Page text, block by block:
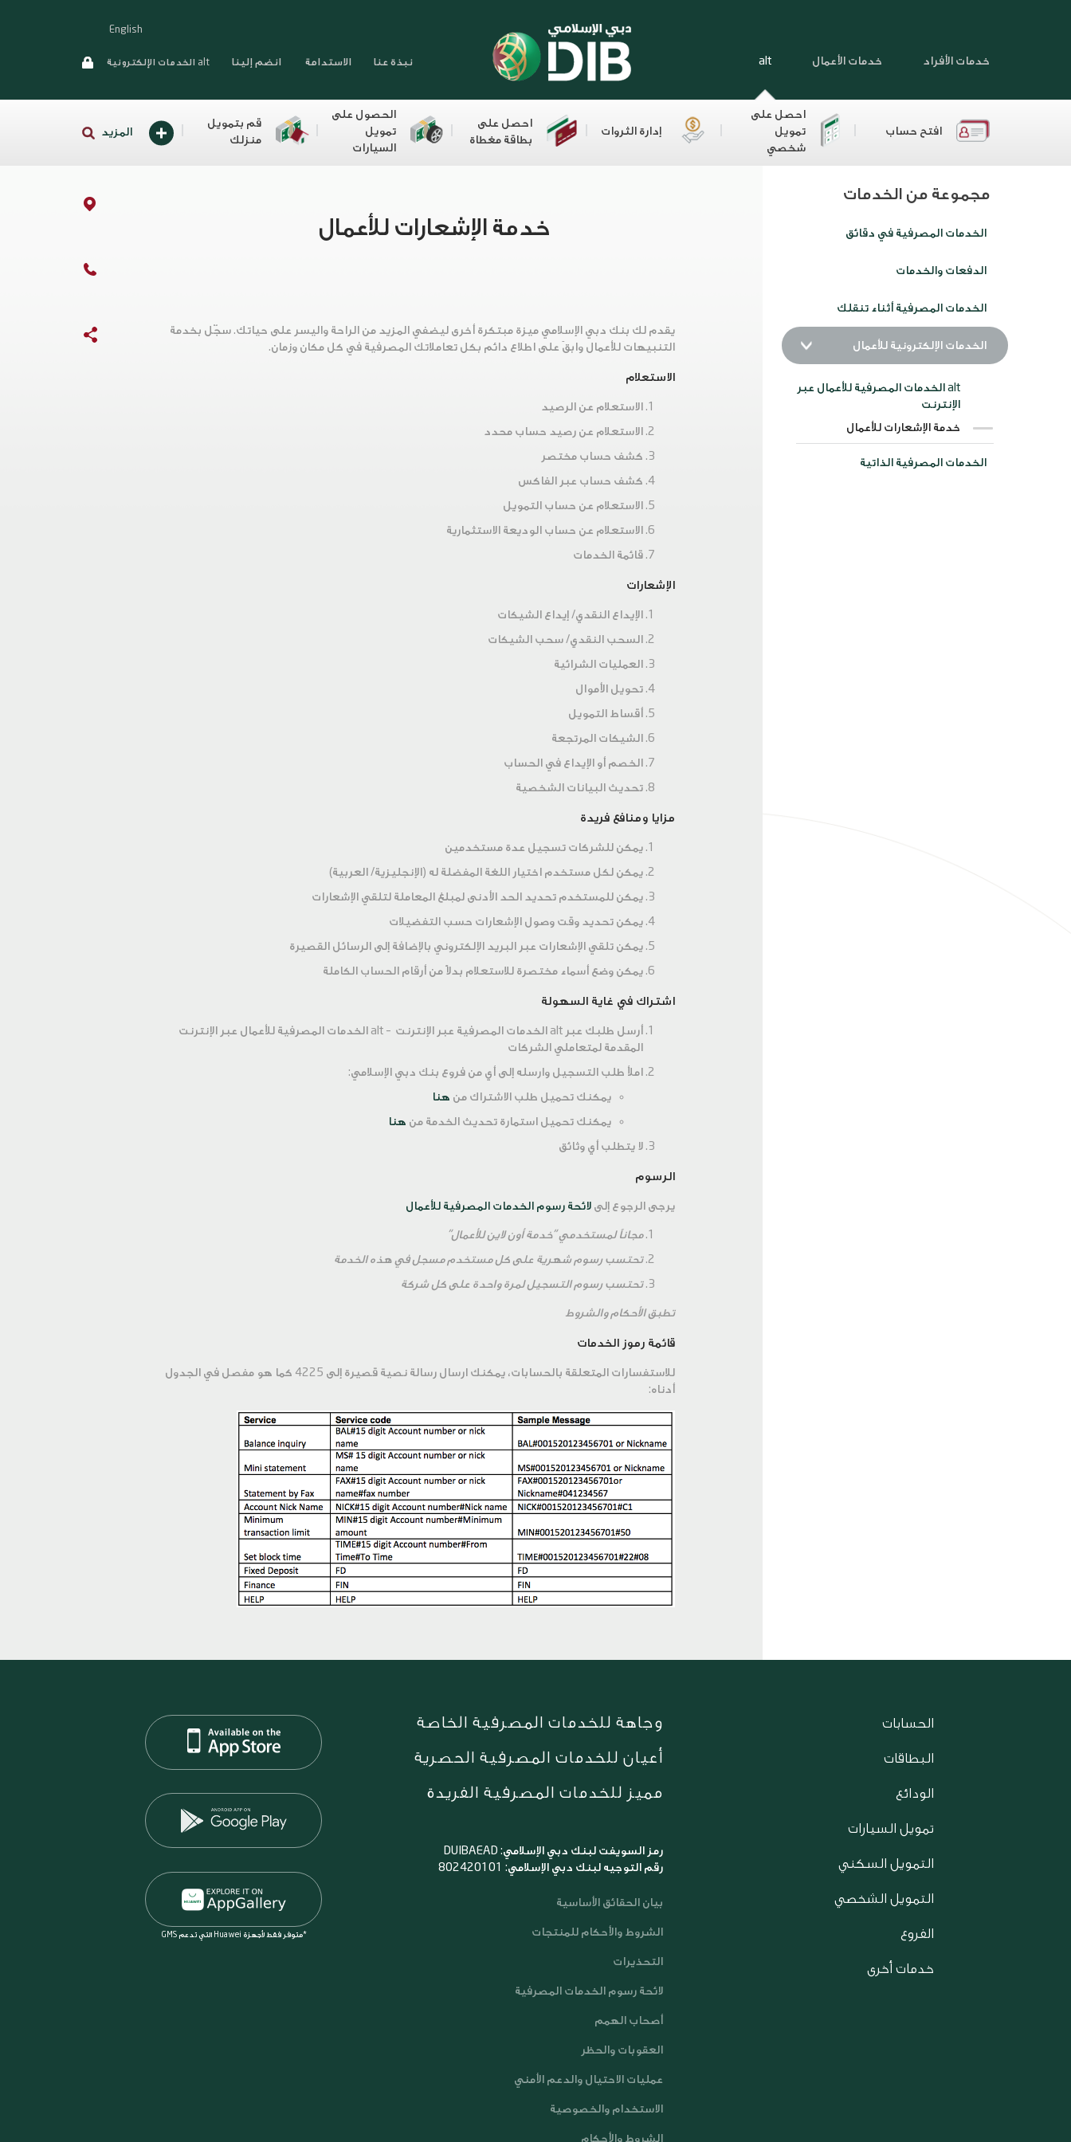
خدمات الأفراد خدمات الأعمال alt
English
نبذة عنا الاستدامة انضم إلينا alt الخدمات الإلكترونية
افتح حساب
احصل على
تمويل
شخصي
إدارة الثروات
احصل على
بطاقة مغطاة
الحصول على
تمويل
السيارات
قم بتمويل
منزلك
المزيد
مجموعة من الخدمات
الخدمات المصرفية في دقائق
الدفعات والخدمات
الخدمات المصرفية أثناء تنقلك
الخدمات الإلكترونية للأعمال
alt الخدمات المصرفية للأعمال عبر
الإنترنت
خدمة الإشعارات للأعمال
الخدمات المصرفية الذاتية
خدمة الإشعارات للأعمال
يقدم لك بنك دبي الإسلامي ميزة مبتكرة أخرى ليضفي المزيد من الراحة واليسر على حياتك. سجّل بخدمة
التنبيهات للأعمال وابقَ على اطلاع دائم بكل تعاملاتك المصرفية في كل مكان وزمان.
الاستعلام
الاستعلام عن الرصيد
الاستعلام عن رصيد حساب محدد
كشف حساب مختصر
كشف حساب عبر الفاكس
الاستعلام عن حساب التمويل
الاستعلام عن حساب الوديعة الاستثمارية
قائمة الخدمات
الإشعارات
الإيداع النقدي/ إيداع الشيكات
السحب النقدي/ سحب الشيكات
العمليات الشرائية
تحويل الأموال
أقساط التمويل
الشيكات المرتجعة
الخصم أو الإيداع في الحساب
تحديث البيانات الشخصية
مزايا ومنافع فريدة
يمكن للشركات تسجيل عدة مستخدمين
يمكن لكل مستخدم اختيار اللغة المفضلة له (الإنجليزية/ العربية)
يمكن للمستخدم تحديد الحد الأدنى لمبلغ المعاملة لتلقي الإشعارات
يمكن تحديد وقت وصول الإشعارات حسب التفضيلات
يمكن تلقي الإشعارات عبر البريد الإلكتروني بالإضافة إلى الرسائل القصيرة
يمكن وضع أسماء مختصرة للاستعلام بدلاً من أرقام الحساب الكاملة
اشتراك في غاية السهولة
أرسل طلبك عبر alt الخدمات المصرفية عبر الإنترنت – alt الخدمات المصرفية للأعمال عبر الإنترنت
المقدمة لمتعاملي الشركات
املأ طلب التسجيل وارسله إلى أي من فروع بنك دبي الإسلامي:
يمكنك تحميل طلب الاشتراك من هنا
يمكنك تحميل استمارة تحديث الخدمة من هنا
لا يتطلب أي وثائق
الرسوم
يرجى الرجوع إلى لائحة رسوم الخدمات المصرفية للأعمال
مجاناً لمستخدمي "خدمة أون لاين للأعمال"
تحتسب رسوم شهرية على كل مستخدم مسجل في هذه الخدمة
تحتسب رسوم التسجيل لمرة واحدة على كل شركة
تطبق الأحكام والشروط
قائمة رموز الخدمات
للاستفسارات المتعلقة بالحسابات، يمكنك ارسال رسالة نصية قصيرة إلى 4225 كما هو مفصل في الجدول
أدناه:
الحسابات
البطاقات
الودائع
تمويل السيارات
التمويل السكني
التمويل الشخصي
الفروع
خدمات أخرى
وجاهة للخدمات المصرفية الخاصة
أعيان للخدمات المصرفية الحصرية
مميز للخدمات المصرفية الفريدة
رمز السويفت لبنك دبي الإسلامي: DUIBAEAD
رقم التوجيه لبنك دبي الإسلامي: 802420101
بيان الحقائق الأساسية
الشروط والأحكام للمنتجات
التحذيرات
لائحة رسوم الخدمات المصرفية
أصحاب الهمم
العقوبات والحظر
عمليات الاحتيال والدعم الأمني
الاستخدام والخصوصية
الشروط والأحكام
*متوفر فقط لأجهزة Huawei التي تدعم GMS